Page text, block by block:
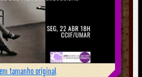
tamanho original